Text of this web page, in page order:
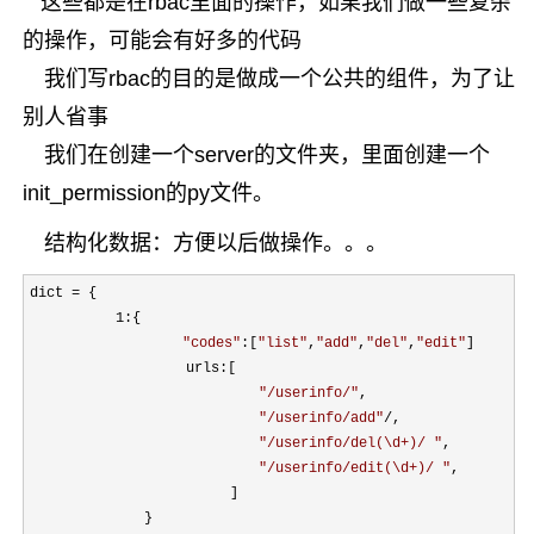
的操作，可能会有好多的代码
我们写rbac的目的是做成一个公共的组件，为了让
别人省事
我们在创建一个server的文件夹，里面创建一个
init_permission的py文件。
结构化数据：方便以后做操作。。。
dict = {
1 :{
"codes" :[ " list", "add", "del", "edit"
   　　  　　　　　　urls:[
"/userinfo/",
"/userinfo/add"/,
"/userinfo/del(\d+)/ ",
"/userinfo/edit(\d+)/ ",
}